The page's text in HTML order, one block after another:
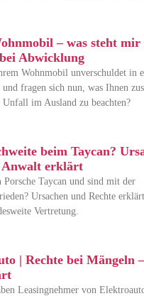
– was steht mir
Abwicklung
Wohnmobil unverschuldet in
fragen sich nun, was Ihnen
Unfall im Ausland zu beachten?
beim Taycan?
Anwalt erklärt
Porsche Taycan und sind mit der
Ursachen und Rechte
Vertretung.
| Rechte bei Mängeln –
Leasingnehmer von